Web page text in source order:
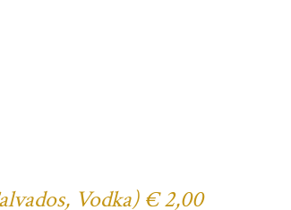
Vodka) € 2,00